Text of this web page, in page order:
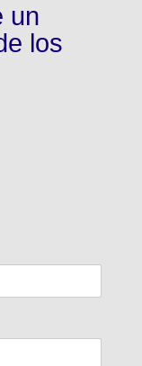
un
los